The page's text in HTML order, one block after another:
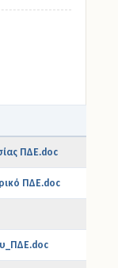
ΠΔΕ.doc
ΠΔΕ.doc